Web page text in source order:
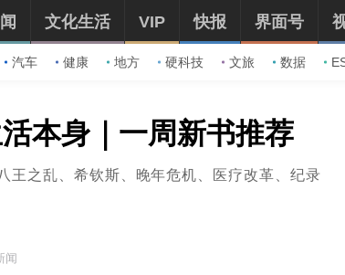
汽车 健康 地方 硬科技 文旅 数据
文化生活 VIP 快报 界面号
本身｜一周新书推荐
王之乱、希钦斯、晚年危机、医疗改革、纪录
闻